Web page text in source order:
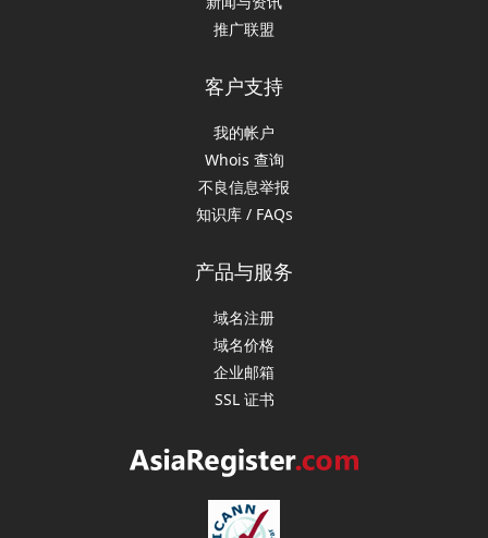
推广联盟
客户支持
我的帐户
Whois 查询
不良信息举报
知识库 / FAQs
产品与服务
域名注册
域名价格
企业邮箱
SSL 证书